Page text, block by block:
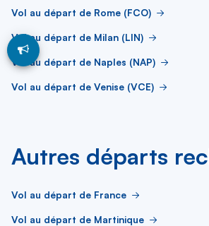
Vol au départ de Rome (FCO)
Vol au départ de Milan (LIN)
Vol au départ de Naples (NAP)
Vol au départ de Venise (VCE)
Autres départs
Vol au départ de France
Vol au départ de Martinique